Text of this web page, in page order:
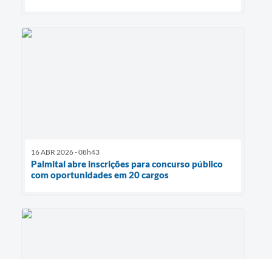
16 ABR 2026 - 08h43
Palmital abre inscrições para concurso público
com oportunidades em 20 cargos